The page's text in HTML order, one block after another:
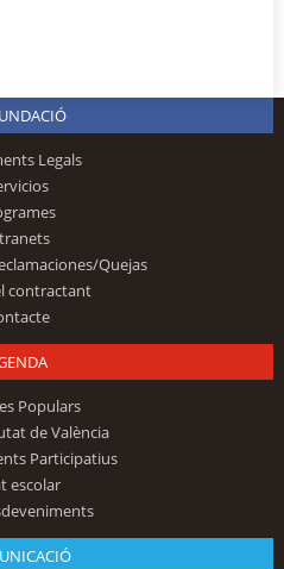
Legals
Quejas
contractant
Populars
de València
Participatius
escolar